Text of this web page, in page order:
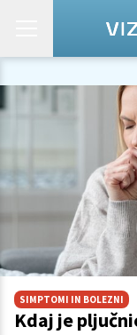
SIMPTOMI IN BOLEZNI
Kdaj je